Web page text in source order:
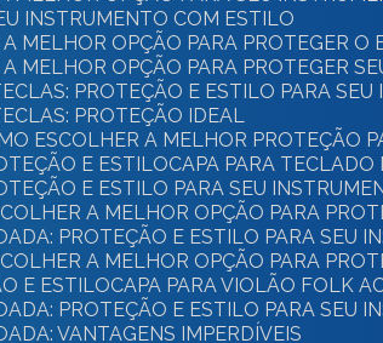
INSTRUMENTO COM ESTILO
A MELHOR OPÇÃO PARA PROTEGER O
A MELHOR OPÇÃO PARA PROTEGER
PROTEÇÃO E ESTILO PARA
PROTEÇÃO IDEAL
ESCOLHER A MELHOR PROTEÇÃO
E ESTILO
CAPA PARA
E ESTILO PARA SEU
A MELHOR OPÇÃO PARA
PROTEÇÃO E ESTILO PARA SEU
A MELHOR OPÇÃO PARA
E ESTILO
CAPA PARA VIOLÃO FOLK
PROTEÇÃO E ESTILO PARA SEU
VANTAGENS IMPERDÍVEIS